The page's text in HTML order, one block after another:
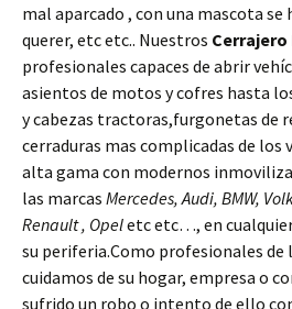
mal aparcado , con una mascota se
querer, etc etc.. Nuestros
profesionales capaces de abrir
asientos de motos y cofres hasta
y cabezas tractoras,furgonetas de
cerraduras mas complicadas de los
alta gama con modernos
las marcas Mercedes, Audi, BMW,
Renault , Opeletc etc…, en
su periferia.Como profesionales de
cuidamos de su hogar, empresa o
sufrido un robo o intento de ello